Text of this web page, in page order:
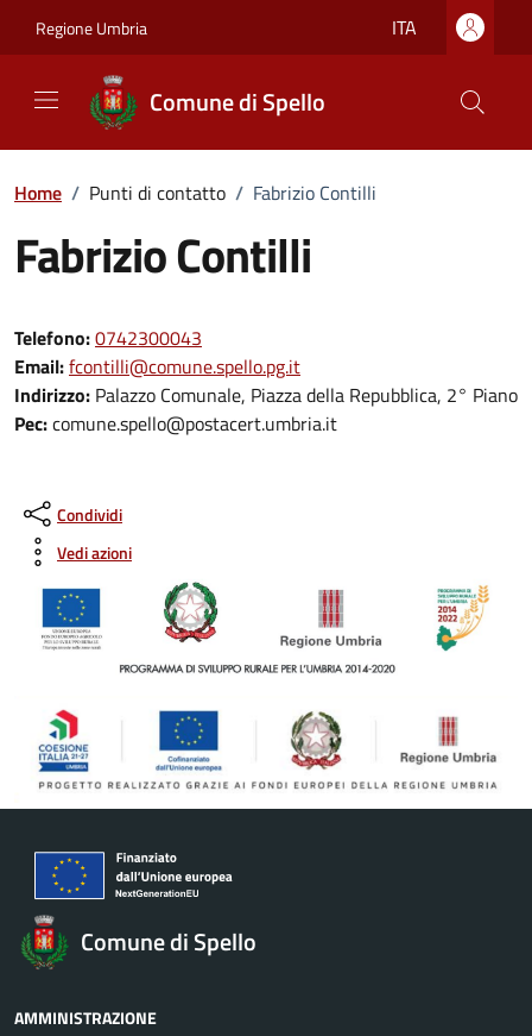
Regione Umbria ITA
Comune di Spello
Home / Punti di contatto / Fabrizio Contilli
Fabrizio Contilli
Telefono:0742300043
Email:fcontilli@comune.spello.pg.it
Indirizzo: Palazzo Comunale, Piazza della Repubblica, 2° Piano
Pec:comune.spello@postacert.umbria.it
Condividi
Vedi azioni
Comune di Spello
AMMINISTRAZIONE